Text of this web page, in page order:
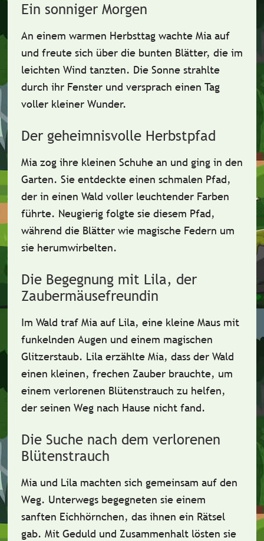
Ein sonniger Morgen
An einem warmen Herbsttag wachte Mia auf
und freute sich über die bunten Blätter, die im
leichten Wind tanzten. Die Sonne strahlte
durch ihr Fenster und versprach einen Tag
voller kleiner Wunder.
Der geheimnisvolle Herbstpfad
Mia zog ihre kleinen Schuhe an und ging in den
Garten. Sie entdeckte einen schmalen Pfad,
der in einen Wald voller leuchtender Farben
führte. Neugierig folgte sie diesem Pfad,
während die Blätter wie magische Federn um
sie herumwirbelten.
Die Begegnung mit Lila, der
Zaubermäusefreundin
Im Wald traf Mia auf Lila, eine kleine Maus mit
funkelnden Augen und einem magischen
Glitzerstaub. Lila erzählte Mia, dass der Wald
einen kleinen, frechen Zauber brauchte, um
einem verlorenen Blütenstrauch zu helfen,
der seinen Weg nach Hause nicht fand.
Die Suche nach dem verlorenen
Blütenstrauch
Mia und Lila machten sich gemeinsam auf den
Weg. Unterwegs begegneten sie einem
sanften Eichhörnchen, das ihnen ein Rätsel
gab. Mit Geduld und Zusammenhalt lösten sie